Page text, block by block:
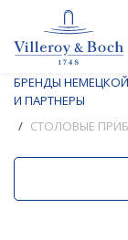
БРЕНДЫ НЕМЕЦКОЙ
И ПАРТНЕРЫ
СТОЛОВЫЕ